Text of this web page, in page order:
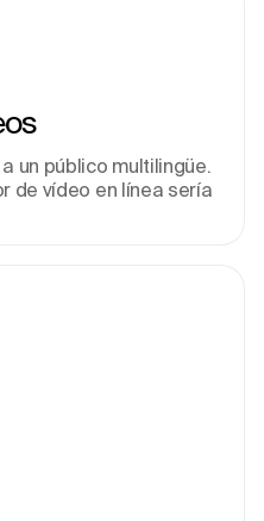
un público multilingüe.
de vídeo en línea sería